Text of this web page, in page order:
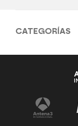
CATEGORÍAS
Antena 3
Tu cara me